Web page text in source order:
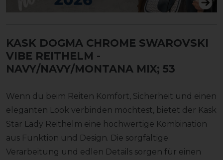
KASK DOGMA CHROME SWAROVSKI
VIBE REITHELM -
NAVY/NAVY/MONTANA MIX; 53
Wenn du beim Reiten Komfort, Sicherheit und einen
eleganten Look verbinden möchtest, bietet der Kask
Star Lady Reithelm eine hochwertige Kombination
aus Funktion und Design. Die sorgfältige
Verarbeitung und edlen Details sorgen für einen